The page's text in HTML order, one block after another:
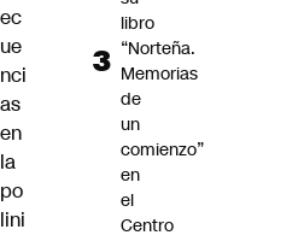
ec
ue
nci
as
en
la
po
lini
libro
“Norteña.
Memorias
de
un
comienzo”
en
el
Centro